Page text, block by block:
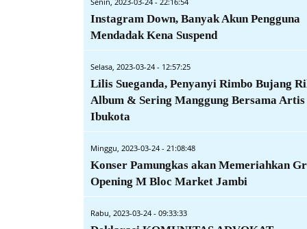
Instagram Down, Banyak Akun Pengguna
Mendadak Kena Suspend
Selasa, 2023-03-24 - 12:57:25
Lilis Sueganda, Penyanyi Rimbo Bujang
Album & Sering Manggung Bersama Artis
Ibukota
Minggu, 2023-03-24 - 21:08:48
Konser Pamungkas akan Memeriahkan
Opening M Bloc Market Jambi
Rabu, 2023-03-24 - 09:33:33